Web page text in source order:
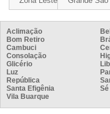
Aclimação
Bom Retiro
Cambuci
Consolação
Glicério
Luz
República
Santa Efigênia
Sé
Vila Buarque